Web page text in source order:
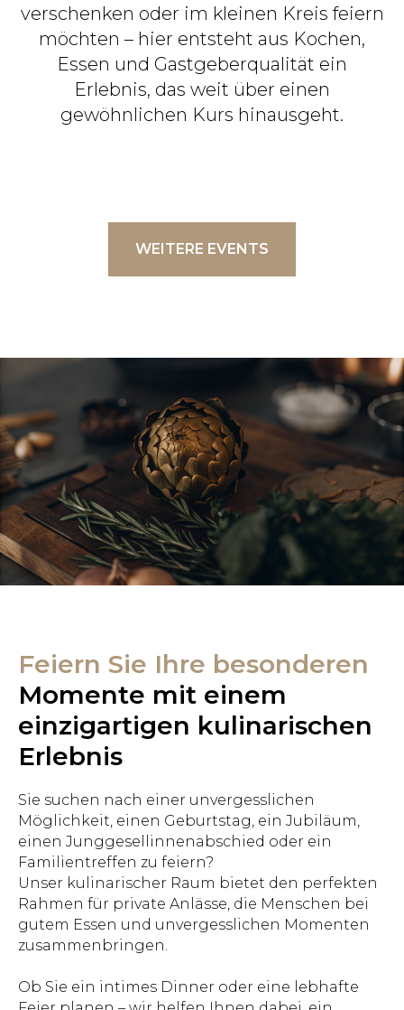
verschenken oder im kleinen Kreis feiern
möchten – hier entsteht aus Kochen,
Essen und Gastgeberqualität ein
Erlebnis, das weit über einen
gewöhnlichen Kurs hinausgeht.
WEITERE EVENTS
Feiern Sie Ihre besonderen
Momente mit einem
einzigartigen kulinarischen
Erlebnis
Sie suchen nach einer unvergesslichen
Möglichkeit, einen Geburtstag, ein Jubiläum,
einen Junggesellinnenabschied oder ein
Familientreffen zu feiern?
Unser kulinarischer Raum bietet den perfekten
Rahmen für private Anlässe, die Menschen bei
gutem Essen und unvergesslichen Momenten
zusammenbringen.
Ob Sie ein intimes Dinner oder eine lebhafte